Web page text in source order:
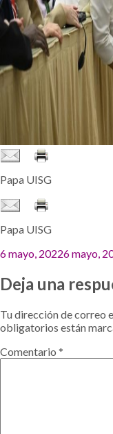
Papa UISG
Papa UISG
Publicado
6 mayo, 20226 mayo,
Deja una
Tu dirección de correo
obligatorios están
Comentario *